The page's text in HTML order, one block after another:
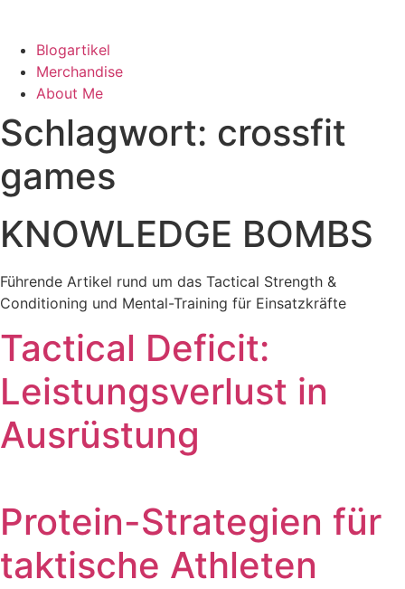
Blogartikel
Merchandise
About Me
Schlagwort: crossfit
games
KNOWLEDGE BOMBS
Führende Artikel rund um das Tactical Strength &
Conditioning und Mental-Training für Einsatzkräfte
Tactical Deficit:
Leistungsverlust in
Ausrüstung
Protein-Strategien für
taktische Athleten